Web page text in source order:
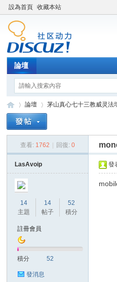
設為首頁 收藏本站
論壇
論壇
›
茅山真心七十三教威灵法
查看: 1762 回復: 0
LasAvoip
14
主題
14
帖子
52
積分
註冊會員
積分 52
發消息
發